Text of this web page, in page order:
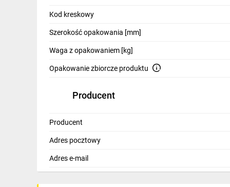
Odzież ochronna i BHP
Inne
Budowa i Remont
Wentylacja i rekuperacja
Kod kreskowy
Szerokość opakowania [mm]
Waga z opakowaniem [kg]
Opakowanie zbiorcze produktu
Producent
Producent
Adres pocztowy
Adres e-mail